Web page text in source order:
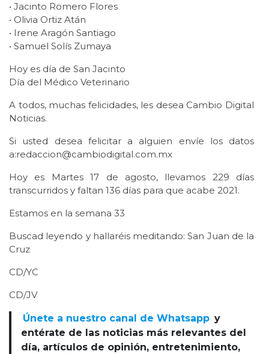
• Jacinto Romero Flores
• Olivia Ortiz Atán
• Irene Aragón Santiago
• Samuel Solís Zumaya
Hoy es día de San Jacinto
Día del Médico Veterinario
A todos, muchas felicidades, les desea Cambio Digital
Noticias.
Si usted desea felicitar a alguien envíe los datos
a:redaccion@cambiodigital.com.mx
Hoy es Martes 17 de agosto, llevamos 229 días
transcurridos y faltan 136 días para que acabe 2021.
Estamos en la semana 33
Buscad leyendo y hallaréis meditando: San Juan de la
Cruz
CD/YC
CD/JV
Únete a nuestro canal de Whatsapp y
entérate de las noticias más relevantes del
día, artículos de opinión, entretenimiento,